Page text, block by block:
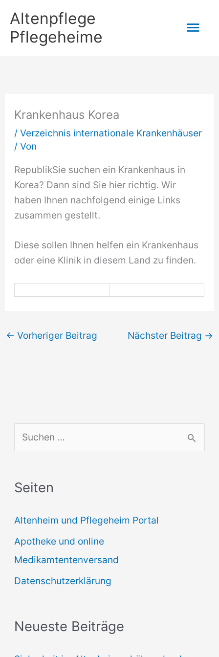
Inhalt
springen
Altenpflege
Pflegeheime
Krankenhaus Korea
/Verzeichnis internationale Krankenhäuser
/ Von
RepublikSie suchen ein Krankenhaus in
Korea? Dann sind Sie hier richtig. Wir
haben Ihnen nachfolgend einige Links
zusammen gestellt.
Diese sollen Ihnen helfen ein Krankenhaus
oder eine Klinik in diesem Land zu finden.
← Vorheriger Beitrag Nächster Beitrag →
u
h
n
n
a
c
Seiten
Altenheim und Pflegeheim Portal
Apotheke und online
Medikamtentenversand
Datenschutzerklärung
Neueste Beiträge